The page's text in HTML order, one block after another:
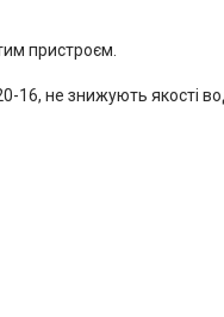
пристроєм.
не знижують якості